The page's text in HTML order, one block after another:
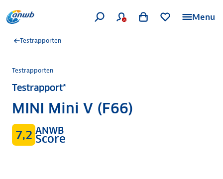
Menu
Testrapporten
Testrapporten
Testrapport*
MINI Mini V (F66)
7,2 ANWB
Score